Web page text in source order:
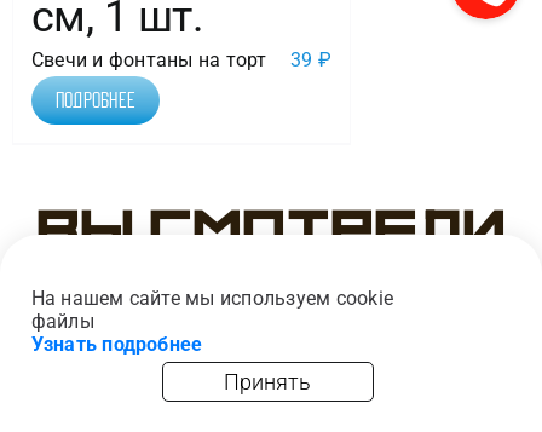
см, 1 шт.
Свечи и фонтаны на торт 39 ₽
Подробнее
Вы смотрели
На нашем сайте мы используем cookie
файлы
Узнать подробнее
Принять